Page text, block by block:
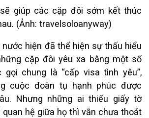
sẽ giúp các cặp đôi sớm kết thúc
(Ảnh: travelsoloanyway)
nước hiện đã thể hiện sự thấu hiểu
cặp đôi yêu xa bằng một số
gọi chung là “cấp visa tình yêu”,
cuộc đoàn tụ hạnh phúc được
Nhưng những ai thiếu giấy tờ
hệ giữa họ thì vẫn chưa thoát